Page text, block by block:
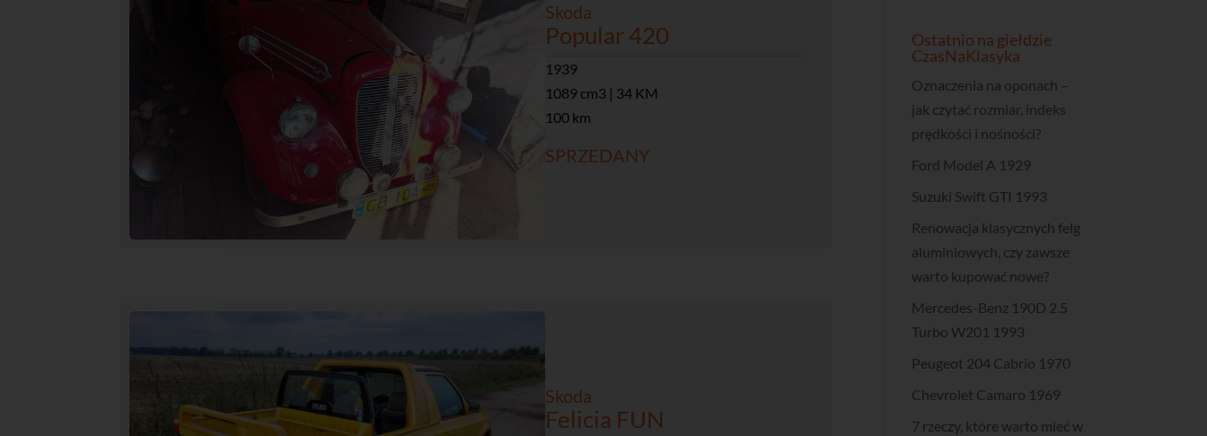
Skoda
Popular 420
1939
1089 cm3 | 34 KM
100 km
SPRZEDANY
Skoda
Felicia FUN
Ostatnio na giełdzie
CzasNaKlasyka
Oznaczenia na oponach –
jak czytać rozmiar, indeks
prędkości i nośności?
Ford Model A 1929
Suzuki Swift GTI 1993
Renowacja klasycznych felg
aluminiowych, czy zawsze
warto kupować nowe?
Mercedes-Benz 190D 2.5
Turbo W201 1993
Peugeot 204 Cabrio 1970
Chevrolet Camaro 1969
7 rzeczy, które warto mieć w